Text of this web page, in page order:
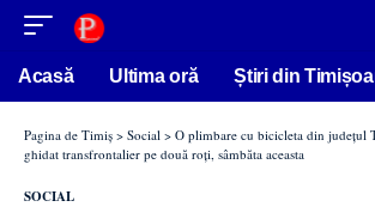
conținut
Acasă Ultima oră Știri din
Pagina de Timiș > Social > O plimbare cu bicicleta din județul
ghidat transfrontalier pe două roți, sâmbăta aceasta
SOCIAL